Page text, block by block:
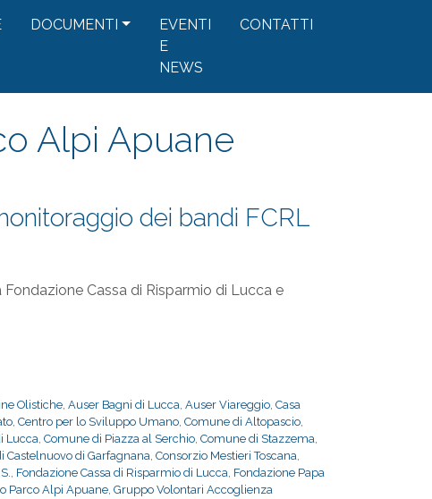
DOCUMENTI
EVENTI
E
NEWS
CONTATTI
Alpi Apuane
dei bandi FCRL
Cassa di Risparmio di Lucca e
Olistiche, Auser Bagni di Lucca, Auser Viareggio, Casa
, Centro per lo Sviluppo Umano, Comune di Altopascio,
Lucca, Comune di Piazza al Serchio, Comune di Stazzema,
Castelnuovo di Garfagnana, Consorzio Mestieri Toscana,
, Fondazione Cassa di Risparmio di Lucca, Fondazione Papa
Parco Alpi Apuane, Gruppo Volontari Accoglienza